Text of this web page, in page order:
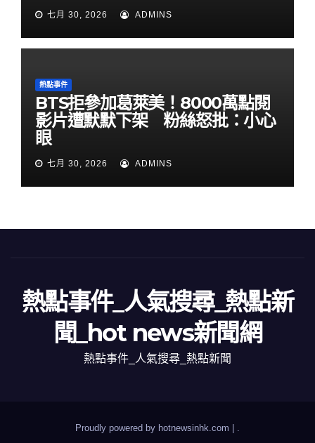
七月 30, 2026 ADMINS
熱點事件
BTS拒參加葛萊美！8000萬點閱
影片遭默默下架 粉絲怒批：小心
眼
七月 30, 2026 ADMINS
熱點事件_人氣搜尋_熱點新
聞_hot news新聞網
熱點事件_人氣搜尋_熱點新聞
Proudly powered by hotnewsinhk.com |